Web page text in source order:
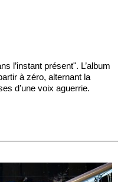
l’instant présent". L’album
à zéro, alternant la
d’une voix aguerrie.